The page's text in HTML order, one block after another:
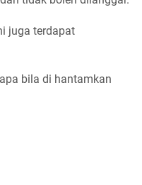
juga terdapat
bila di hantamkan